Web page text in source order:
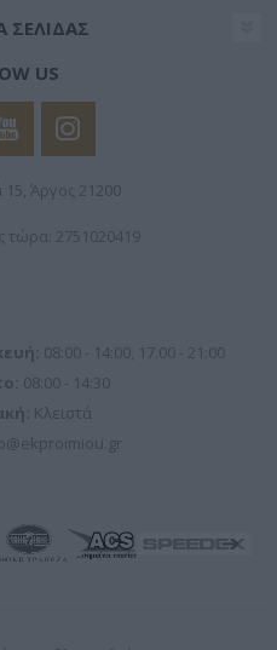
ΣΕΛΊΔΑΣ
US
15, Άργος 21200
τώρα: 2751020419
08:00 - 14:00, 17.00 - 21:00
08:00 - 14:30
Κλειστά